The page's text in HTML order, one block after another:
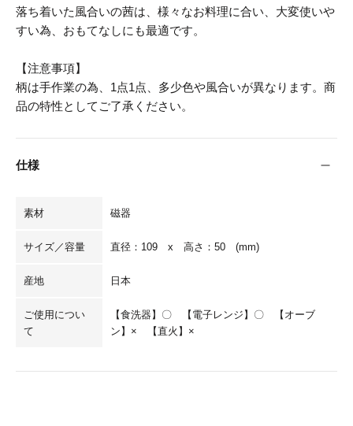
落ち着いた風合いの茜は、様々なお料理に合い、大変使いや
すい為、 おもてなしにも最適です。
【注意事項】
柄は手作業の為、1点1点、多少色や風合いが異なります。商
品の特性としてご了承ください。
仕様
素材 磁器
サイズ／容量 直径：109 x 高さ：50 (mm)
産地 日本
ご使用につい
て
【食洗器】〇 【電子レンジ】〇 【オーブ
ン】× 【直火】×